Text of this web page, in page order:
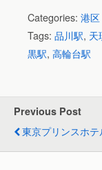
Categories: 港区
Tags: 品川駅, 天
黒駅, 高輪台駅
Previous Post
東京プリンスホテ